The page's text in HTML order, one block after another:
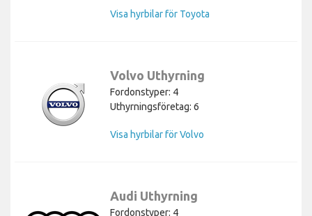
Visa hyrbilar för Toyota
Volvo Uthyrning
Fordonstyper: 4
Uthyrningsföretag: 6
Visa hyrbilar för Volvo
Audi Uthyrning
Fordonstyper: 4